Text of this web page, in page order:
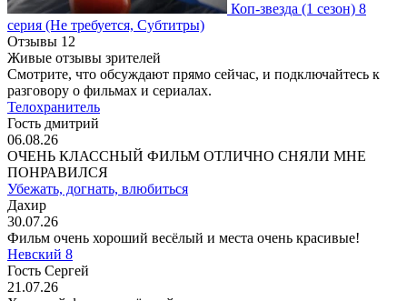
Коп-звезда (1 сезон) 8
серия (Не требуется, Субтитры)
Отзывы 12
Живые отзывы зрителей
Смотрите, что обсуждают прямо сейчас, и подключайтесь к
разговору о фильмах и сериалах.
Телохранитель
Гость дмитрий
06.08.26
ОЧЕНЬ КЛАССНЫЙ ФИЛЬМ ОТЛИЧНО СНЯЛИ МНЕ
ПОНРАВИЛСЯ
Убежать, догнать, влюбиться
Дахир
30.07.26
Фильм очень хороший весёлый и места очень красивые!
Невский 8
Гость Сергей
21.07.26